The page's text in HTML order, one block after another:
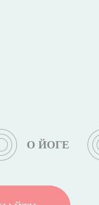
О ЙОГЕ